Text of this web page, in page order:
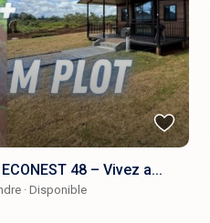
48 – Vivez a...
· Disponible